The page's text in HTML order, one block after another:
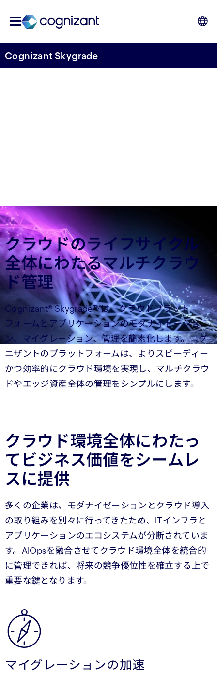
Cognizant Skygrade
クラウドのライフサイクル
全体にわたるマルチクラウ
ド管理
Cognizant® Skygrade™は、クラウドプラット
フォームとアプリケーションのモダナイゼーショ
ン、マイグレーション、管理を簡素化します。コグ
ニザントのプラットフォームは、よりスピーディー
かつ効率的にクラウド環境を実現し、マルチクラウ
ドやエッジ資産全体の管理をシンプルにします。
クラウド環境全体にわたっ
てビジネス価値をシームレ
スに提供
多くの企業は、モダナイゼーションとクラウド導入
の取り組みを別々に行ってきたため、ITインフラと
アプリケーションのエコシステムが分断されていま
す。AIOpsを融合させてクラウド環境全体を統合的
に管理できれば、将来の競争優位性を確立する上で
重要な鍵となります。
マイグレーションの加速